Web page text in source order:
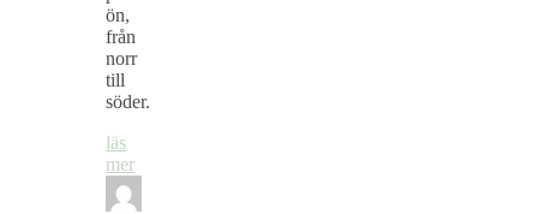
ön,
från
norr
till
söder.
läs
mer